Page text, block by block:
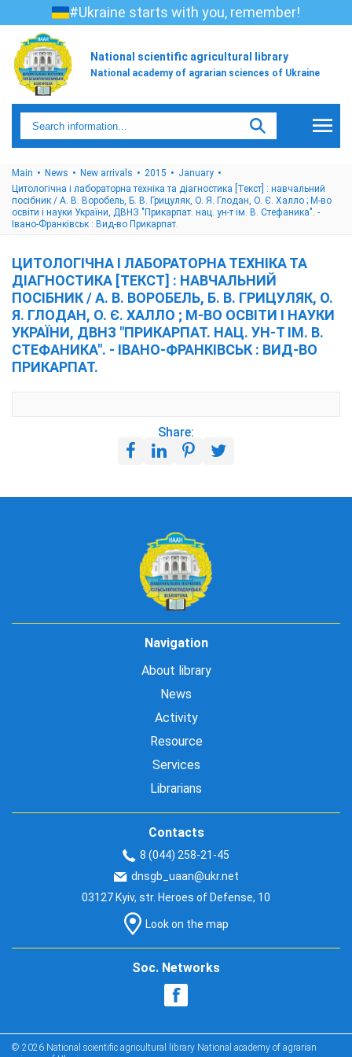
#Ukraine starts with you, remember!
National scientific agricultural library
National academy of agrarian sciences of Ukraine
Main News New arrivals 2015
January
Цитологічна і лабораторна техніка та діагностика [Текст] : навчальний
посібник / А. В. Воробель, Б. В. Грицуляк, О. Я. Глодан, О. Є. Халло ; М-во
освіти і науки України, ДВНЗ "Прикарпат. нац. ун-т ім. В. Стефаника". -
Івано-Франківськ : Вид-во Прикарпат.
ЦИТОЛОГІЧНА І ЛАБОРАТОРНА ТЕХНІКА ТА
ДІАГНОСТИКА [ТЕКСТ] : НАВЧАЛЬНИЙ
ПОСІБНИК / А. В. ВОРОБЕЛЬ, Б. В. ГРИЦУЛЯК, О.
Я. ГЛОДАН, О. Є. ХАЛЛО ; М-ВО ОСВІТИ І НАУКИ
УКРАЇНИ, ДВНЗ "ПРИКАРПАТ. НАЦ. УН-Т ІМ. В.
СТЕФАНИКА". - ІВАНО-ФРАНКІВСЬК : ВИД-ВО
ПРИКАРПАТ.
Share:
Navigation
About library
News
Activity
Resource
Services
Librarians
Contacts
8 (044) 258-21-45
dnsgb_uaan@ukr.net
03127 Kyiv, str. Heroes of Defense, 10
Look on the map
Soc. Networks
© 2026 National scientific agricultural library National academy of agrarian